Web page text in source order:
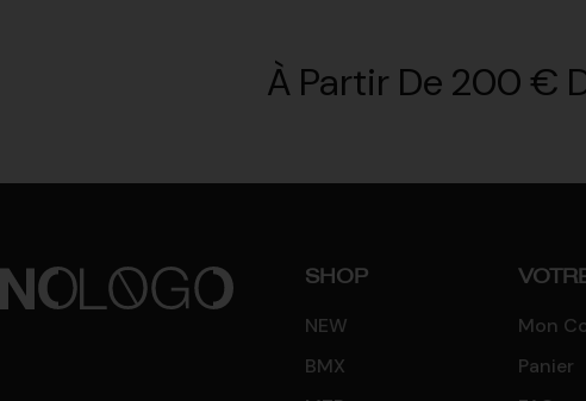
À Partir De 200 €
SHOP
NEW
BMX
Mon
Panier